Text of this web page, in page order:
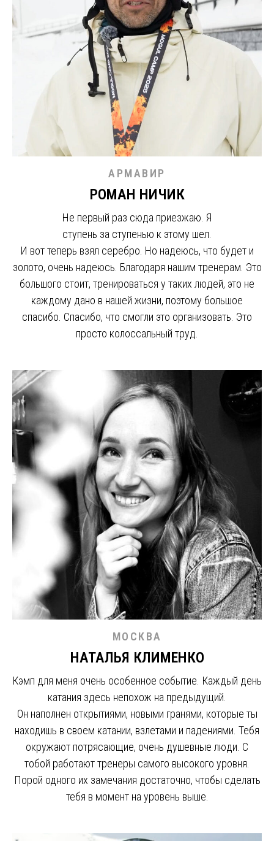
АРМАВИР
РОМАН НИЧИК
Не первый раз сюда приезжаю. Я
ступень за ступенью к этому шел.
И вот теперь взял серебро. Но надеюсь, что будет и
золото, очень надеюсь. Благодаря нашим тренерам. Это
большого стоит, тренироваться у таких людей, это не
каждому дано в нашей жизни, поэтому большое
спасибо. Спасибо, что смогли это организовать. Это
просто колоссальный труд.
МОСКВА
НАТАЛЬЯ КЛИМЕНКО
Кэмп для меня очень особенное событие. Каждый день
катания здесь непохож на предыдущий.
Он наполнен открытиями, новыми гранями, которые ты
находишь в своем катании, взлетами и падениями. Тебя
окружают потрясающие, очень душевные люди. С
тобой работают тренеры самого высокого уровня.
Порой одного их замечания достаточно, чтобы сделать
тебя в момент на уровень выше.